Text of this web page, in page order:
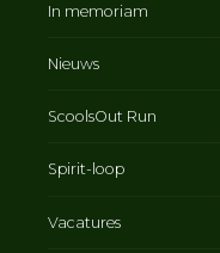
In memoriam
Nieuws
ScoolsOut Run
Spirit-loop
Vacatures